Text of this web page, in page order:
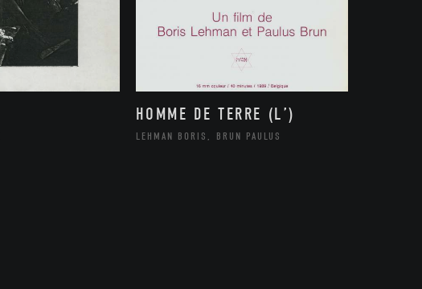
HOMME DE TERRE (L’)
LEHMAN BORIS, BRUN PAULUS